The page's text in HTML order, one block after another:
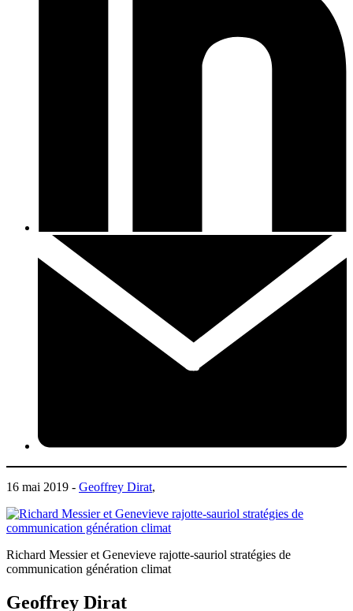
16 mai 2019 - Geoffrey Dirat,
Richard Messier et Genevieve rajotte-sauriol stratégies de
communication génération climat
Geoffrey Dirat